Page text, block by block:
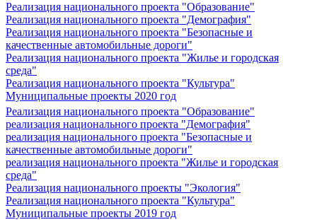
Реализация национального проекта "Образование"
Реализация национального проекта "Демография"
Реализация национального проекта "Безопасные и
качественные автомобильные дороги"
Реализация национального проекта "Жилье и городская
среда"
Реализация национального проекта "Культура"
Муниципальные проекты 2020 год
Реализация национального проекта "Образование"
реализация национального проекта "Демография"
реализация национального проекта "Безопасные и
качественные автомобильные дороги"
реализация национального проекта "Жилье и городская
среда"
Реализация национального проекты "Экология"
Реализация национального проекта "Культура"
Муниципальные проекты 2019 год